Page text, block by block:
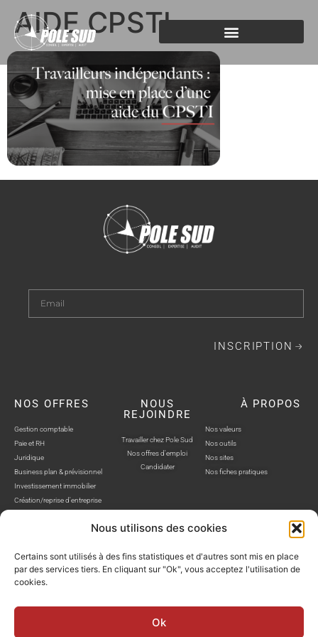
Nous utilisons des cookies
Certains sont utilisés à des fins statistiques et d'autres sont mis en place
par des services tiers. En cliquant sur "Ok", vous acceptez l'utilisation de
cookies.
Ok
AIDE CPSTI
INSCRIPTION
NOS OFFRES
Gestion comptable
Paie et RH
Juridique
Business plan & prévisionnel
Investissement immobilier
Création/reprise d'entreprise
NOUS
REJOINDRE
Travailler chez Pole Sud
Nos offres d'emploi
Candidater
À PROPOS
Nos valeurs
Nos outils
Nos sites
Nos fiches pratiques
POLE SUD, TOUS DROITS RÉSERVÉS © SITE WEB RÉALISÉ PAR AUSTRA
Politique de confidentialitéMentions légalesGestion cookies